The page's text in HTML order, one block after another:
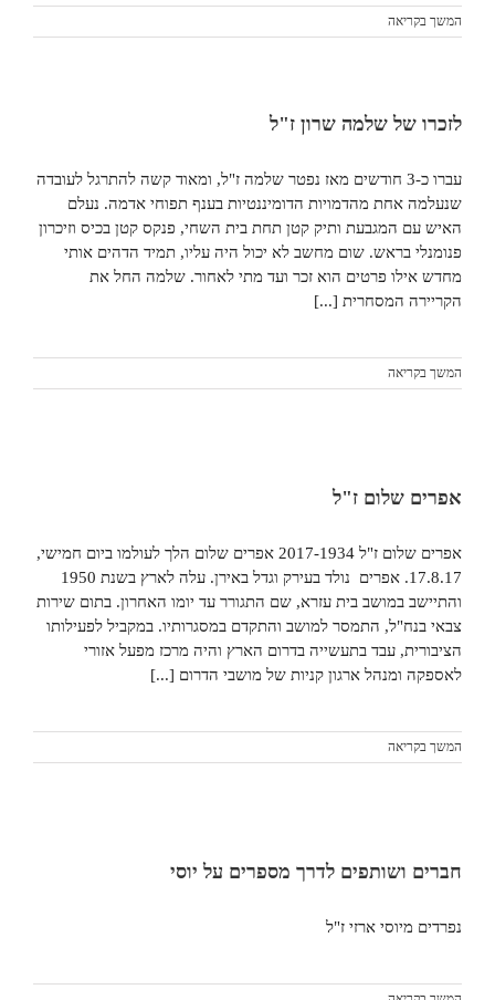
המשך בקריאה
לזכרו של שלמה שרון ז"ל
עברו כ-3 חודשים מאז נפטר שלמה ז"ל, ומאוד קשה להתרגל לעובדה
שנעלמה אחת מהדמויות הדומיננטיות בענף תפוחי אדמה. נעלם
האיש עם המגבעת ותיק קטן תחת בית השחי, פנקס קטן בכיס וזיכרון
פנומנלי בראש. שום מחשב לא יכול היה עליו, תמיד הדהים אותי
מחדש אילו פרטים הוא זכר ועד מתי לאחור. שלמה החל את
הקריירה המסחרית [...]
המשך בקריאה
אפרים שלום ז"ל
אפרים שלום ז"ל 2017-1934 אפרים שלום הלך לעולמו ביום חמישי,
17.8.17. אפרים נולד בעירק וגדל באירן. עלה לארץ בשנת 1950
והתיישב במושב בית עזרא, שם התגורר עד יומו האחרון. בתום שירות
צבאי בנח"ל, התמסר למושב והתקדם במסגרותיו. במקביל לפעילותו
הציבורית, עבד בתעשייה בדרום הארץ והיה מרכז מפעל אזורי
לאספקה ומנהל ארגון קניות של מושבי הדרום [...]
המשך בקריאה
חברים ושותפים לדרך מספרים על יוסי
נפרדים מיוסי ארזי ז"ל